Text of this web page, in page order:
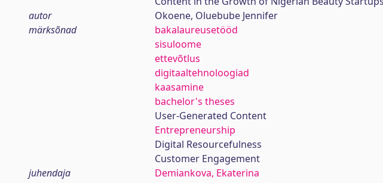
autor
Okoene, Oluebube Jennifer
märksõnad
bakalaureusetööd
sisuloome
ettevõtlus
digitaaltehnoloogiad
kaasamine
bachelor's theses
User-Generated Content
Entrepreneurship
Digital Resourcefulness
Customer Engagement
juhendaja
Demiankova, Ekaterina